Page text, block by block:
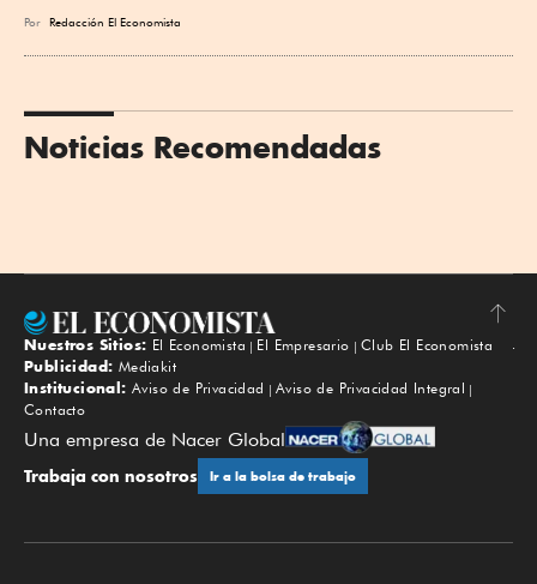
Por Redacción El Economista
Noticias Recomendadas
Subir
Nuestros Sitios: El Economista El Empresario
Club El Economista
Publicidad: Mediakit
Institucional: Aviso de Privacidad
Aviso de Privacidad Integral
Contacto
Una empresa de Nacer Global
Trabaja con nosotros Ir a la bolsa de trabajo